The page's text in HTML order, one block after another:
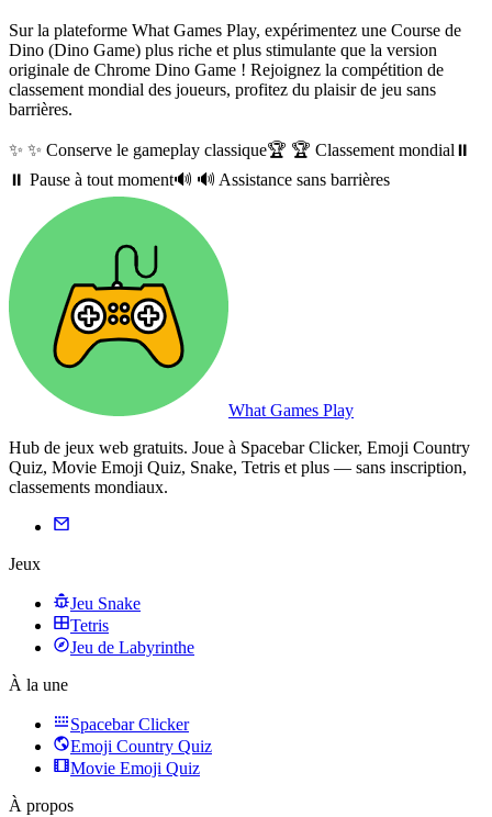
Sur la plateforme What Games Play, expérimentez une Course de
Dino (Dino Game) plus riche et plus stimulante que la version
originale de Chrome Dino Game ! Rejoignez la compétition de
classement mondial des joueurs, profitez du plaisir de jeu sans
barrières.
✨ ✨ Conserve le gameplay classique🏆 🏆 Classement mondial ⏸️
⏸️ Pause à tout moment🔊 🔊 Assistance sans barrières
What Games Play
Hub de jeux web gratuits. Joue à Spacebar Clicker, Emoji Country
Quiz, Movie Emoji Quiz, Snake, Tetris et plus — sans inscription,
classements mondiaux.
Jeux
Jeu Snake
Tetris
Jeu de Labyrinthe
À la une
Spacebar Clicker
Emoji Country Quiz
Movie Emoji Quiz
À propos